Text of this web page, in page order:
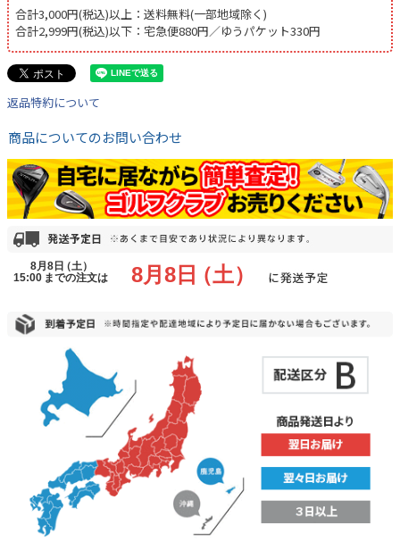
合計3,000円(税込)以上：送料無料(一部地域除く)
合計2,999円(税込)以下：宅急便880円／ゆうパケット330円
返品特約について
商品についてのお問い合わせ